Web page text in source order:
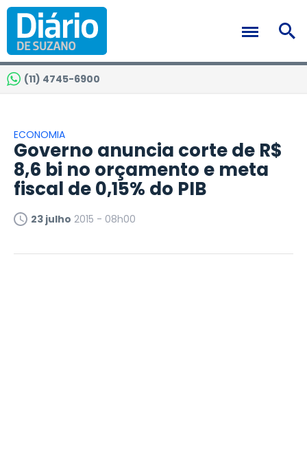
(11) 4745-6900
ECONOMIA
Governo anuncia corte de R$
8,6 bi no orçamento e meta
fiscal de 0,15% do PIB
23 julho 2015 - 08h00